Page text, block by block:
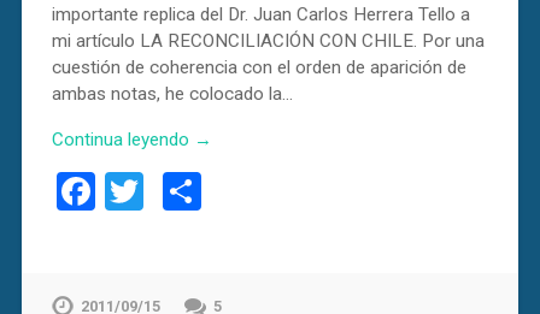
importante replica del Dr. Juan Carlos Herrera Tello a
mi artículo LA RECONCILIACIÓN CON CHILE. Por una
cuestión de coherencia con el orden de aparición de
ambas notas, he colocado la…
Continua leyendo →
Facebook
Twitter
2011/09/15 5